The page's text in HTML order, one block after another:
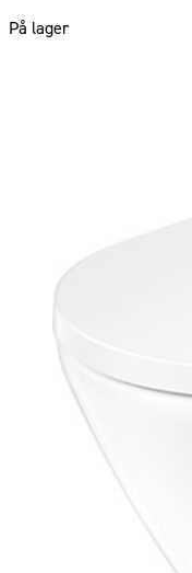
På lager